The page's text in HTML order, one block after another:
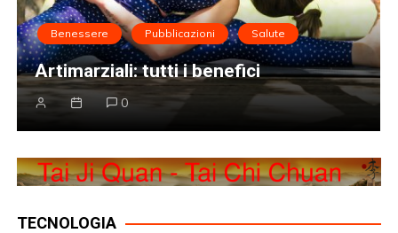
Benessere
La dieta per correre anche in inverno
0
TECNOLOGIA